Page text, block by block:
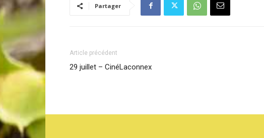
Partager
Article précédent
29 juillet – CinéLaconnex